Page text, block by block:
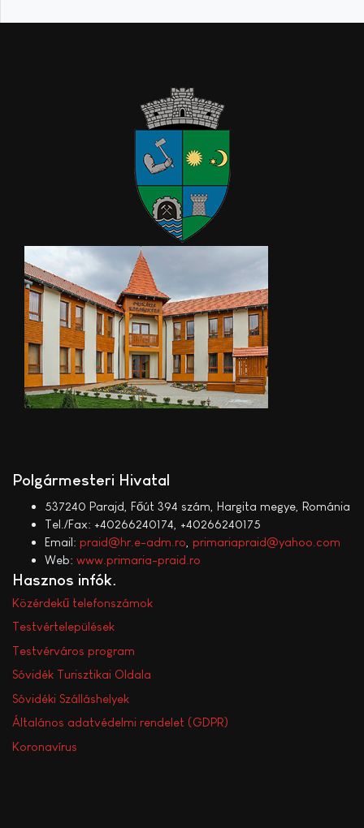
Polgármesteri Hivatal
537240 Parajd, Főút 394 szám, Hargita megye, Románia
Tel./Fax: +40266240174, +40266240175
Email: praid@hr.e-adm.ro primariapraid@yahoo.com
Web: www.primaria-praid.ro
Hasznos infók
Közérdekű telefonszámok
Testvértelepülések
Testvérváros program
Sóvidék Turisztikai Oldala
Sóvidéki Szálláshelyek
Általános adatvédelmi rendelet (GDPR)
Koronavírus